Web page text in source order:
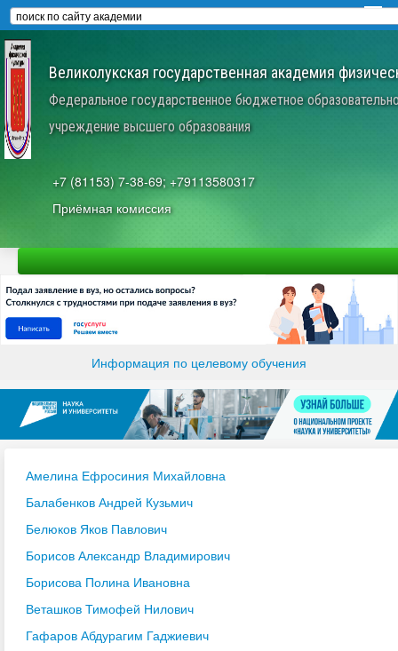
Великолукская государственная академия
Федеральное государственное бюджетное
учреждение высшего образования
+7 (81153) 7-38-69; +79113580317
Приёмная комиссия
Информация по целевому обучения
Амелина Ефросиния Михайловна
Балабенков Андрей Кузьмич
Белюков Яков Павлович
Борисов Александр Владимирович
Борисова Полина Ивановна
Веташков Тимофей Нилович
Гафаров Абдурагим Гаджиевич